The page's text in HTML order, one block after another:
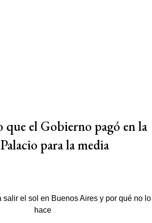
que el Gobierno pagó en la
para la media